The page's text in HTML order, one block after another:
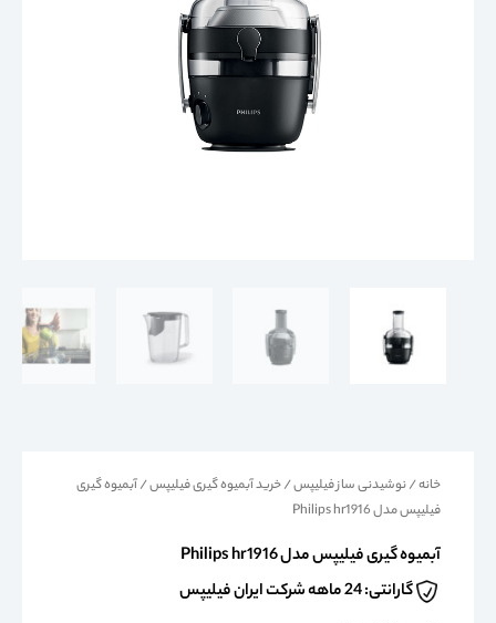
خانه/نوشیدنی ساز فیلیپس/خرید آبمیوه گیری فیلیپس/ آبمیوه گیری
فیلیپس مدل Philips hr1916
آبمیوه گیری فیلیپس مدل Philips hr1916
گارانتی: 24 ماهه شرکت ایران فیلیپس